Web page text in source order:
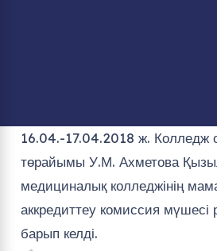
16.04.-17.04.2018 ж.
төрайымы У.М. Ахметова
медициналық колледжінің
аккредиттеу комиссия мүшесі
барып келді.